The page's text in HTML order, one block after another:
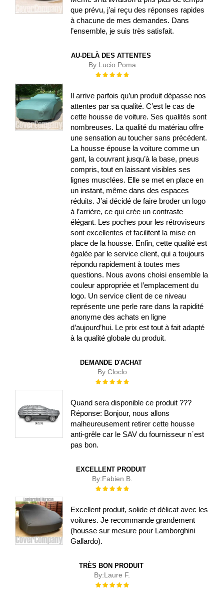
que prévu, j’ai reçu des réponses rapides
à chacune de mes demandes. Dans
l’ensemble, je suis très satisfait.
AU-DELÀ DES ATTENTES
By:Lucio Poma
Évaluation :
Il arrive parfois qu’un produit dépasse nos
attentes par sa qualité. C’est le cas de
cette housse de voiture. Ses qualités sont
nombreuses. La qualité du matériau offre
une sensation au toucher sans précédent.
La housse épouse la voiture comme un
gant, la couvrant jusqu’à la base, pneus
compris, tout en laissant visibles ses
lignes musclées. Elle se met en place en
un instant, même dans des espaces
réduits. J’ai décidé de faire broder un logo
à l’arrière, ce qui crée un contraste
élégant. Les poches pour les rétroviseurs
sont excellentes et facilitent la mise en
place de la housse. Enfin, cette qualité est
égalée par le service client, qui a toujours
répondu rapidement à toutes mes
questions. Nous avons choisi ensemble la
couleur appropriée et l’emplacement du
logo. Un service client de ce niveau
représente une perle rare dans la rapidité
anonyme des achats en ligne
d’aujourd’hui. Le prix est tout à fait adapté
à la qualité globale du produit.
DEMANDE D'ACHAT
By:Cloclo
Évaluation :
Quand sera disponible ce produit ???
Réponse: Bonjour, nous allons
malheureusement retirer cette housse
anti-grêle car le SAV du fournisseur n´est
pas bon.
EXCELLENT PRODUIT
By:Fabien B.
Évaluation :
Excellent produit, solide et délicat avec les
voitures. Je recommande grandement
(housse sur mesure pour Lamborghini
Gallardo).
TRÈS BON PRODUIT
By:Laure F.
Évaluation :